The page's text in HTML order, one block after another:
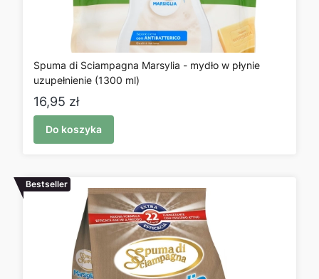
Spuma di Sciampagna Marsylia - mydło w płynie
uzupełnienie (1300 ml)
Cena
16,95 zł
Do koszyka
Bestseller